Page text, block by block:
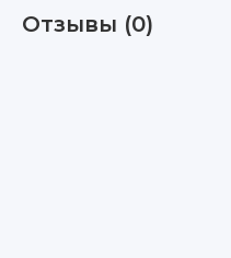
Отзывы (0)